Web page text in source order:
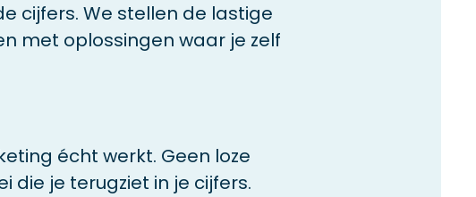
cijfers. We stellen de lastige
met oplossingen waar je zelf
écht werkt. Geen loze
die je terugziet in je cijfers.